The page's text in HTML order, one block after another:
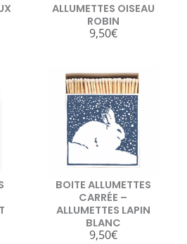
ALLUMETTES OISEAU
ROBIN
9,50€
BOITE ALLUMETTES
CARRÉE –
ALLUMETTES LAPIN
BLANC
9,50€